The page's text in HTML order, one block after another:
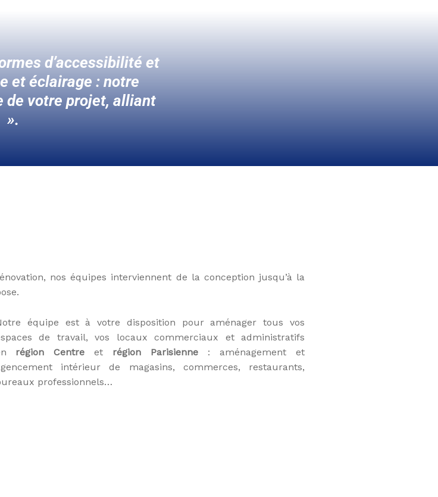
d’accessibilité et
et éclairage : notre
de votre projet, alliant
».
nos équipes interviennent de la conception jusqu’à la
équipe est à votre disposition pour aménager tous vos
de travail, vos locaux commerciaux et administratifs
région Centre et région Parisienne : aménagement et
intérieur de magasins, commerces, restaurants,
professionnels…